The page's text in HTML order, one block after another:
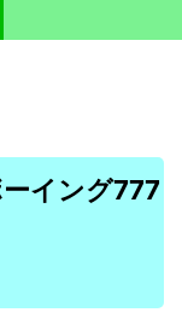
イング777